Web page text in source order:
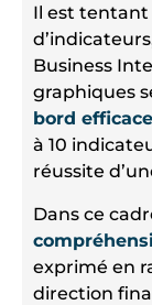
Il est tentant
Business
graphiques
bord
à 10
réussite
Dans ce
exprimé en
direction